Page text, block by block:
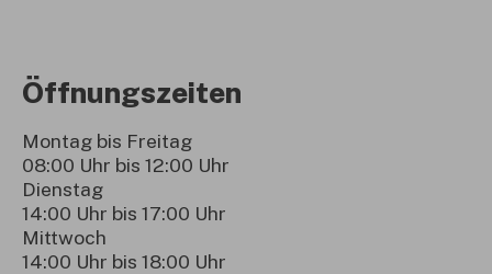
Öffnungszeiten
Montag bis Freitag
08:00 Uhr bis 12:00 Uhr
Dienstag
14:00 Uhr bis 17:00 Uhr
Mittwoch
14:00 Uhr bis 18:00 Uhr